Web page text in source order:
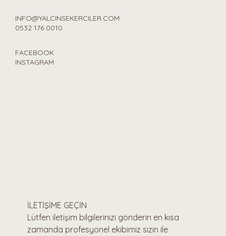
INFO@YALCINSEKERCILER.COM
0532 176 0010
FACEBOOK
INSTAGRAM
Lütfen iletişim bilgilerinizi gönderin en kısa
zamanda profesyonel ekibimiz sizin ile